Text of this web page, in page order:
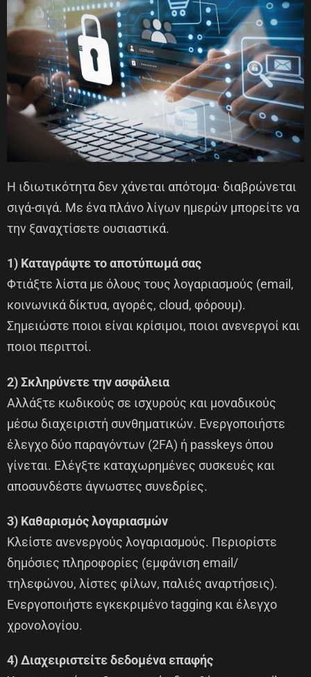
Η ιδιωτικότητα δεν χάνεται απότομα∙ διαβρώνεται
σιγά-σιγά. Με ένα πλάνο λίγων ημερών μπορείτε να
την ξαναχτίσετε ουσιαστικά.
1) Καταγράψτε το αποτύπωμά σας
Φτιάξτε λίστα με όλους τους λογαριασμούς (email,
κοινωνικά δίκτυα, αγορές, cloud, φόρουμ).
Σημειώστε ποιοι είναι κρίσιμοι, ποιοι ανενεργοί και
ποιοι περιττοί.
2) Σκληρύνετε την ασφάλεια
Αλλάξτε κωδικούς σε ισχυρούς και μοναδικούς
μέσω διαχειριστή συνθηματικών. Ενεργοποιήστε
έλεγχο δύο παραγόντων (2FA) ή passkeys όπου
γίνεται. Ελέγξτε καταχωρημένες συσκευές και
αποσυνδέστε άγνωστες συνεδρίες.
3) Καθαρισμός λογαριασμών
Κλείστε ανενεργούς λογαριασμούς. Περιορίστε
δημόσιες πληροφορίες (εμφάνιση email/
τηλεφώνου, λίστες φίλων, παλιές αναρτήσεις).
Ενεργοποιήστε εγκεκριμένο tagging και έλεγχο
χρονολογίου.
4) Διαχειριστείτε δεδομένα επαφής